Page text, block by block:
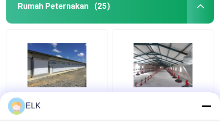
Rumah Peternakan (25)
ISO Peternakan Rumah
Struktur baja
ELK